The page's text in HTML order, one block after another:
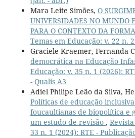
Mara Leite Simões, O
UNIVERSIDADES NO MUNDO
PARA O CONTEXTO DA
Temas em Educação: v. 22 n.
Graciele Kraemer, Fernanda
democrática na Educação
Educação: v. 35 n. 1 (2026):
- Qualis A3
Adiel Philipe Leão da Silva,
Políticas de educação
foucaultianas de biopolítica e
um estudo de revisão ,
33 n. 1 (2024): RTE -